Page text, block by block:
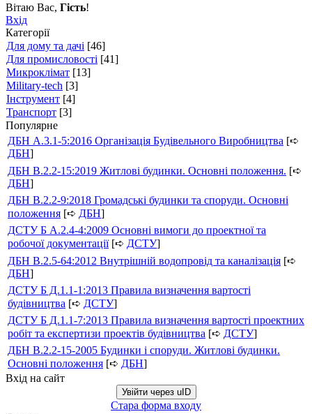
Вітаю Вас, Гість!
Вхід
Категорії
Для дому та дачі [46]
Для промисловості [41]
Микроклімат [13]
Military-tech [3]
Інструмент [4]
Транспорт [3]
Популярне
ДБН А.3.1-5:2016 Організація Будівельного Виробництва [➪
ДБН]
ДБН В.2.2-15:2019 Житлові будинки. Основні положення. [➪
ДБН]
ДБН В.2.2-9:2018 Громадські будинки та споруди. Основні
положення [➪ ДБН]
ДСТУ Б А.2.4-4:2009 Основні вимоги до проектної та
робочої документації[➪ ДСТУ]
ДБН В.2.5-64:2012 Внутрішній водопровід та каналізація [➪
ДБН]
ДСТУ Б Д.1.1-1:2013 Правила визначення вартості
будівництва [➪ ДСТУ]
ДСТУ Б Д.1.1-7:2013 Правила визначення вартості проектних
робіт та експертизи проектів будівництва [➪ ДСТУ]
ДБН В.2.2-15-2005 Будинки і споруди. Житлові будинки.
Основні положення [➪ ДБН]
Вхід на сайт
Увійти через uID
Стара форма входу